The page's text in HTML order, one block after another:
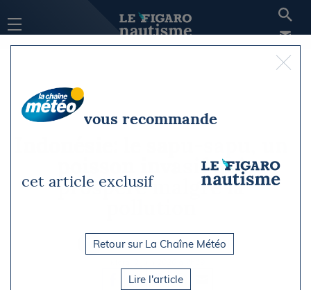
poisson invasif qui
prospère malgré la
Par Le Figaro Nautisme / AFP
vous recommande
cet article exclusif
Retour sur La Chaîne Météo
Lire l'article